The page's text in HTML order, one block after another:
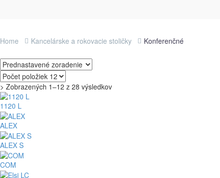
Home Kancelárske a rokovacie stoličky Konferenčné
> Zobrazených 1–12 z 28 výsledkov
1120 L
ALEX
ALEX S
COM